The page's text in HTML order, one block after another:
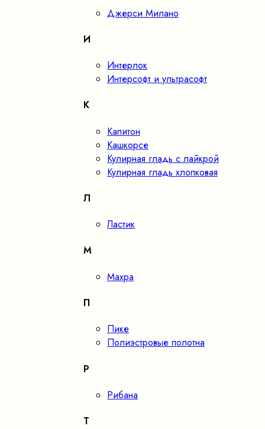
Джерси Милано
И
Интерлок
Интерсофт и ультрасофт
К
Капитон
Кашкорсе
Кулирная гладь с лайкрой
Кулирная гладь хлопковая
Л
Ластик
М
Махра
П
Пике
Полиэстровые полотна
Р
Рибана
Т